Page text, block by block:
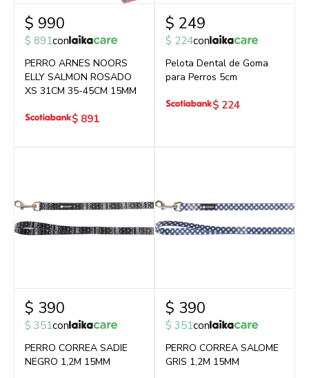
$ 990
$ 891con
PERRO ARNES NOORS
ELLY SALMON ROSADO
XS 31CM 35-45CM 15MM
$ 891
$ 249
$ 224con
Pelota Dental de Goma
para Perros 5cm
$ 224
$ 390
$ 351con
PERRO CORREA SADIE
NEGRO 1,2M 15MM
$ 390
$ 351con
PERRO CORREA SALOME
GRIS 1,2M 15MM